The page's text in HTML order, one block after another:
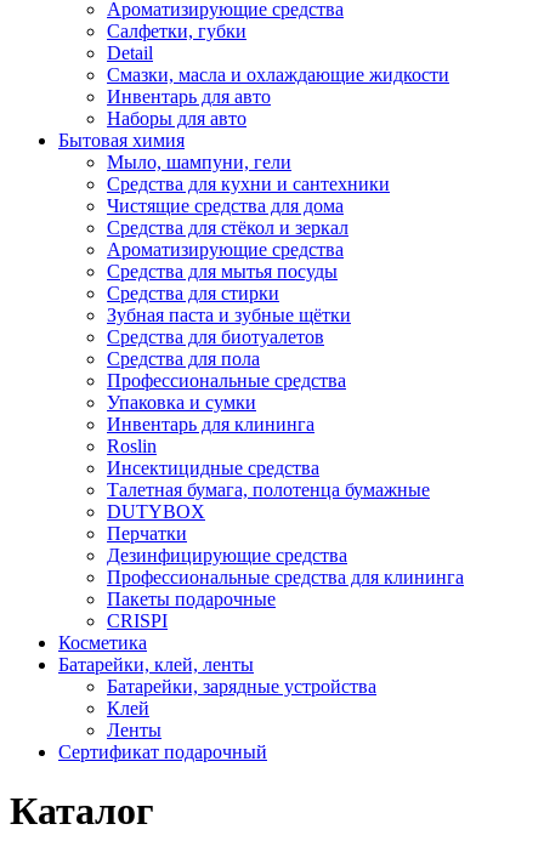
Ароматизирующие средства
Салфетки, губки
Detail
Смазки, масла и охлаждающие жидкости
Инвентарь для авто
Наборы для авто
Бытовая химия
Мыло, шампуни, гели
Средства для кухни и сантехники
Чистящие средства для дома
Средства для стёкол и зеркал
Ароматизирующие средства
Средства для мытья посуды
Средства для стирки
Зубная паста и зубные щётки
Средства для биотуалетов
Средства для пола
Профессиональные средства
Упаковка и сумки
Инвентарь для клининга
Roslin
Инсектицидные средства
Талетная бумага, полотенца бумажные
DUTYBOX
Перчатки
Дезинфицирующие средства
Профессиональные средства для клининга
Пакеты подарочные
CRISPI
Косметика
Батарейки, клей, ленты
Батарейки, зарядные устройства
Клей
Ленты
Сертификат подарочный
Каталог